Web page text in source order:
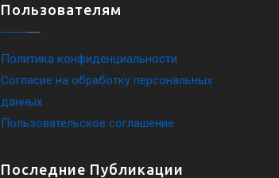
Пользователям
Политика конфиденциальности
Согласие на обработку персональных
данных
Пользовательское соглашение
Последние Публикации